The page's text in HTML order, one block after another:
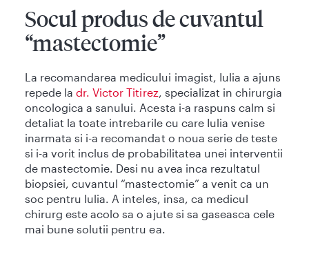
Socul produs de cuvantul
“mastectomie”
La recomandarea medicului imagist, Iulia a ajuns
repede ladr. Victor Titirez, specializat in chirurgia
oncologica a sanului. Acesta i-a raspuns calm si
detaliat la toate intrebarile cu care Iulia venise
inarmata si i-a recomandat o noua serie de teste
si i-a vorit inclus de probabilitatea unei interventii
de mastectomie. Desi nu avea inca rezultatul
biopsiei, cuvantul “mastectomie” a venit ca un
soc pentru Iulia. A inteles, insa, ca medicul
chirurg este acolo sa o ajute si sa gaseasca cele
mai bune solutii pentru ea.